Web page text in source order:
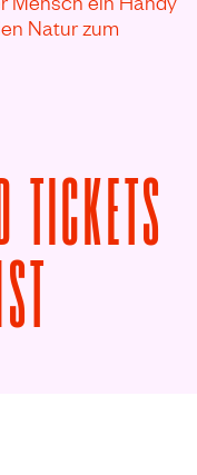
Natur zum
TICKETS